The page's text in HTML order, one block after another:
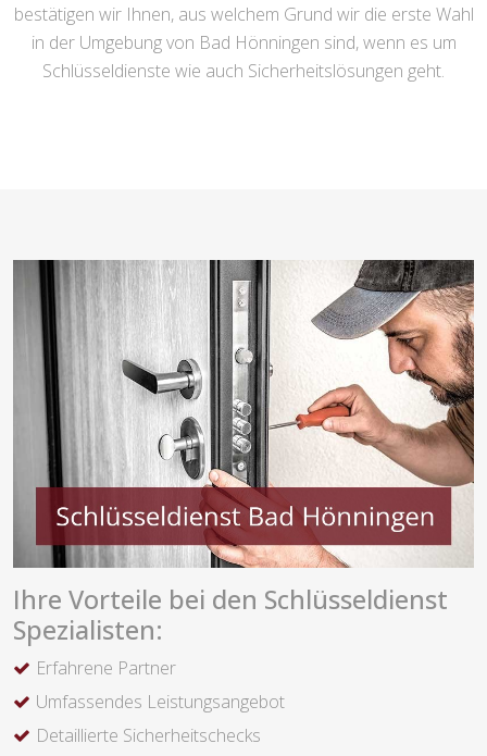
bestätigen wir Ihnen, aus welchem Grund wir die erste Wahl
in der Umgebung von Bad Hönningen sind, wenn es um
Schlüsseldienste wie auch Sicherheitslösungen geht.
Ihre Vorteile bei den Schlüsseldienst
Spezialisten:
Erfahrene Partner
Umfassendes Leistungsangebot
Detaillierte Sicherheitschecks